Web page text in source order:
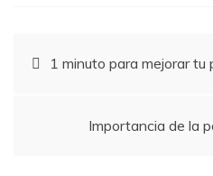
Navegación
1 minuto para mejorar tu
Importancia de la